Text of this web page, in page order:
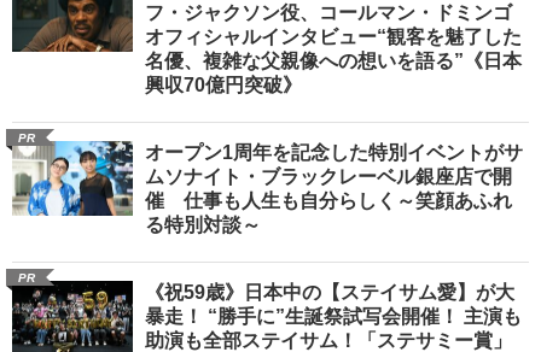
フ・ジャクソン役、コールマン・ドミンゴ
オフィシャルインタビュー“観客を魅了した
名優、複雑な父親像への想いを語る”《日本
興収70億円突破》
PR
オープン1周年を記念した特別イベントがサ
ムソナイト・ブラックレーベル銀座店で開
催 仕事も人生も自分らしく～笑顔あふれ
る特別対談～
PR
《祝59歳》日本中の【ステイサム愛】が大
暴走！ “勝手に”生誕祭試写会開催！ 主演も
助演も全部ステイサム！「ステサミー賞」